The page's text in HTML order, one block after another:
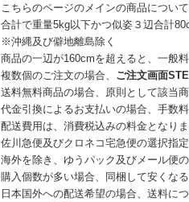
こちらのページのメインの商品につい
合計で重量5kg以下かつ似姿３辺合計
※沖縄及び僻地離島除く
商品の一辺が160cmを超えると、一般
複数個のご注文の場合、 ご注文画面
送料無料商品の場合、原則として該当
代金引換によるお支払いの場合、手数
配送費用は、消費税込みの料金となり
佐川急便及びクロネコ宅急便の選択指
海外を除き、ゆうパック及びメール便
購入個数が多い場合、同梱して安くな
日本国外への配送希望の場合、送料に